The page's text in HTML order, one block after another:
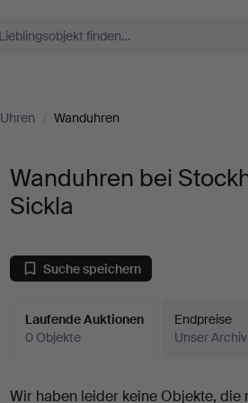
Uhren / Wanduhren
Wanduhren bei
Sickla
Suche speichern
Laufende Auktionen
0 Objekte
Endpreise
Unser
Laufende
Wir haben leider keine Objekte, die